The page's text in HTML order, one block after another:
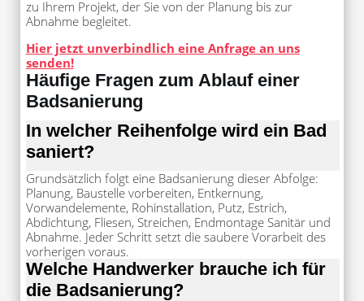
zu Ihrem Projekt, der Sie von der Planung bis zur
Abnahme begleitet.
Hier jetzt unverbindlich eine Anfrage an uns
senden!
Häufige Fragen zum Ablauf einer
Badsanierung
In welcher Reihenfolge wird ein Bad
saniert?
Grundsätzlich folgt eine Badsanierung dieser Abfolge:
Planung, Baustelle vorbereiten, Entkernung,
Vorwandelemente, Rohinstallation, Putz, Estrich,
Abdichtung, Fliesen, Streichen, Endmontage Sanitär und
Abnahme. Jeder Schritt setzt die saubere Vorarbeit des
vorherigen voraus.
Welche Handwerker brauche ich für
die Badsanierung?